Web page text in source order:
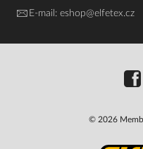
E-mail: eshop@elfetex.cz
© 2026